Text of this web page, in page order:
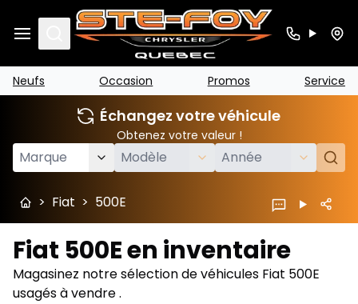
Search
Neufs Occasion Promos Service
Échangez votre véhicule
Obtenez votre valeur !
> Fiat > 500E
Fiat 500E en inventaire
Magasinez notre sélection de véhicules Fiat 500E
usagés à vendre .